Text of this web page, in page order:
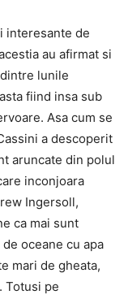
interesante de
au afirmat si
lunile
fiind insa sub
Asa cum se
a descoperit
aruncate din polul
inconjoara
Ingersoll,
ca mai sunt
oceane cu apa
mari de gheata,
Totusi pe